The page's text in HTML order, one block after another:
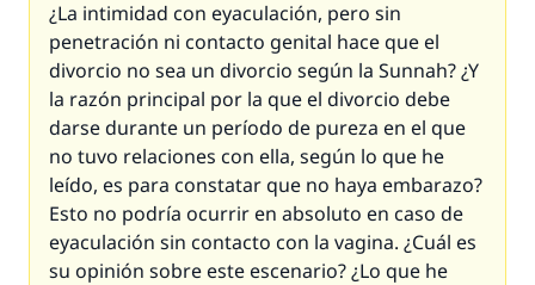
¿La intimidad con eyaculación, pero sin
penetración ni contacto genital hace que el
divorcio no sea un divorcio según la Sunnah? ¿Y
la razón principal por la que el divorcio debe
darse durante un período de pureza en el que
no tuvo relaciones con ella, según lo que he
leído, es para constatar que no haya embarazo?
Esto no podría ocurrir en absoluto en caso de
eyaculación sin contacto con la vagina. ¿Cuál es
su opinión sobre este escenario? ¿Lo que he